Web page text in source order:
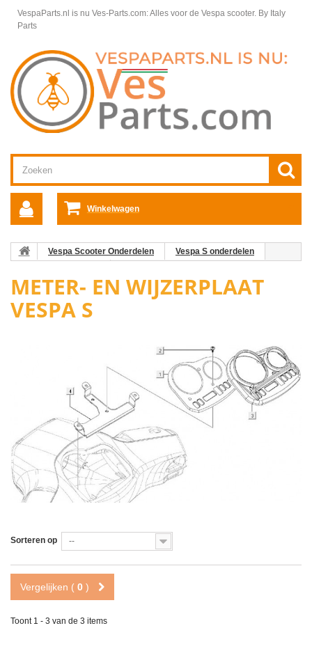
VespaParts.nl is nu Ves-Parts.com: Alles voor de Vespa scooter. By Italy
Parts
Winkelwagen
Vespa Scooter Onderdelen
Vespa S onderdelen
METER- EN WIJZERPLAAT
VESPA S
Sorteren op --
Vergelijken ( 0 )
Toont 1 - 3 van de 3 items